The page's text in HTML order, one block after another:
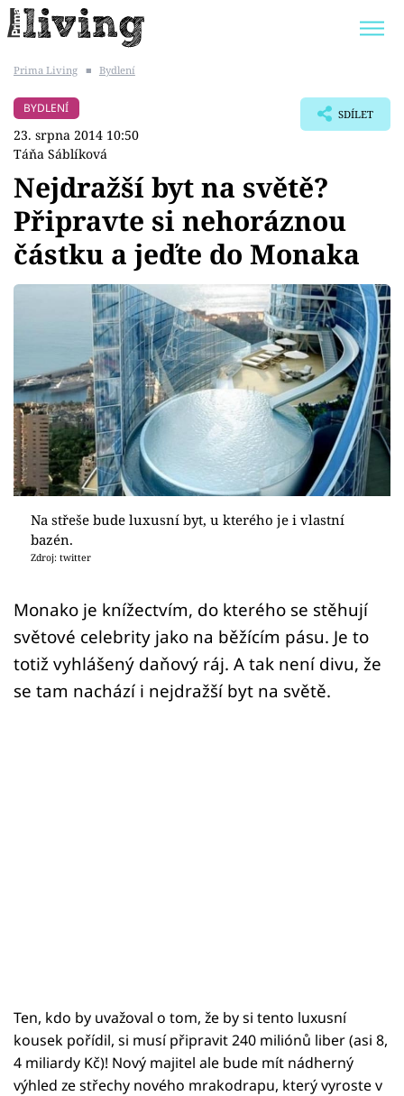
BYDLENÍ SLAVNÝCH
Témata
Bydlení
Zahrada
Design
Sledujte prima+
Přihlášení
Sledujte nás
Prima Living ■ Bydlení
BYDLENÍ
23. srpna 2014 10:50
Táňa Sáblíková
SDÍLET
Nejdražší byt na světě?
Připravte si nehoráznou
částku a jeďte do Monaka
Na střeše bude luxusní byt, u kterého je i vlastní
bazén.
Zdroj: twitter
Monako je knížectvím, do kterého se stěhují
světové celebrity jako na běžícím pásu. Je to
totiž vyhlášený daňový ráj. A tak není divu, že
se tam nachází i nejdražší byt na světě.
Ten, kdo by uvažoval o tom, že by si tento luxusní
kousek pořídil, si musí připravit 240 miliónů liber (asi 8,
4 miliardy Kč)! Nový majitel ale bude mít nádherný
výhled ze střechy nového mrakodrapu, který vyroste v